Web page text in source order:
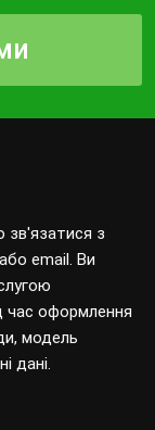
зв'язатися з
email. Ви
час оформлення
модель
дані.